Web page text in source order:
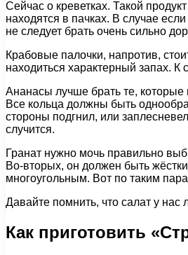
Сейчас о креветках. Такой
находятся в пачках. В случае
не следует брать очень сильно
Крабовые палочки, напротив,
находиться характерный запах.
Ананасы лучше брать те, которые
Все кольца должны быть
стороны подгнил, или
случится.
Гранат нужно мочь правильно
Во-вторых, он должен быть
многоугольным. Вот по таким
Давайте помнить, что салат у нас
Как приготовить